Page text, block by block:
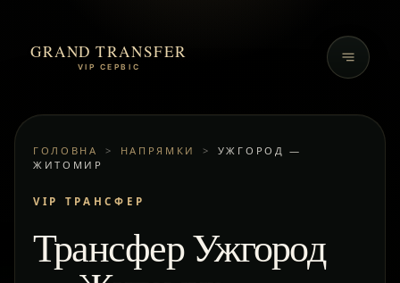
GRAND TRANSFER
VIP СЕРВІС
ГОЛОВНА > НАПРЯМКИ >
УЖГОРОД —
ЖИТОМИР
VIP ТРАНСФЕР
Трансфер Ужгород